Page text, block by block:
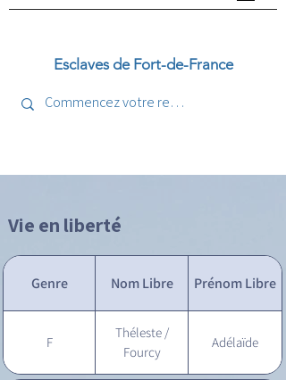
Esclaves de Fort-de-France
Vie en liberté
Genre Nom Libre Prénom Libre
F
Théleste /
Fourcy
Adélaïde